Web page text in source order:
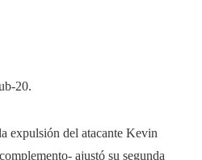
20.
expulsión del atacante Kevin
ajustó su segunda